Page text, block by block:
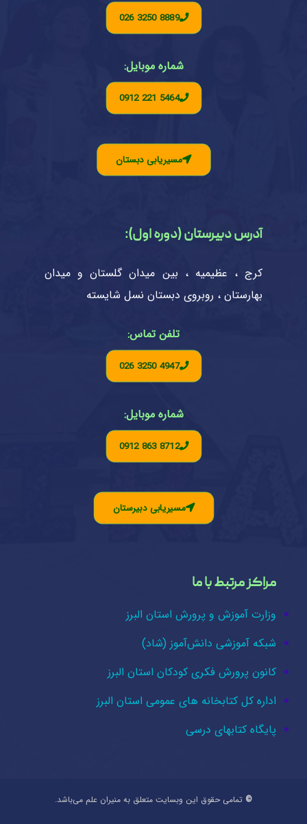
026 3250 8889
شماره موبایل:
0912 221 5464
مسیریابی دبستان
آدرس دبیرستان (دوره اول):
کرج ، عظیمیه ، بین میدان گلستان و میدان
بهارستان ، روبروی دبستان نسل شایسته
تلفن تماس:
026 3250 4947
شماره موبایل:
0912 863 8712
مسیریابی دبیرستان
مراکز مرتبط با ما
وزارت آموزش و پرورش استان البرز
شبکه آموزشی دانش‌آموز (شاد)
کانون پرورش فکری کودکان استان البرز
اداره کل کتابخانه های عمومی استان البرز
پایگاه کتابهای درسی
© تمامی حقوق این وبسایت متعلق به منیران علم می‌باشد.